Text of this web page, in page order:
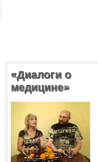
«Диалоги о
медицине»